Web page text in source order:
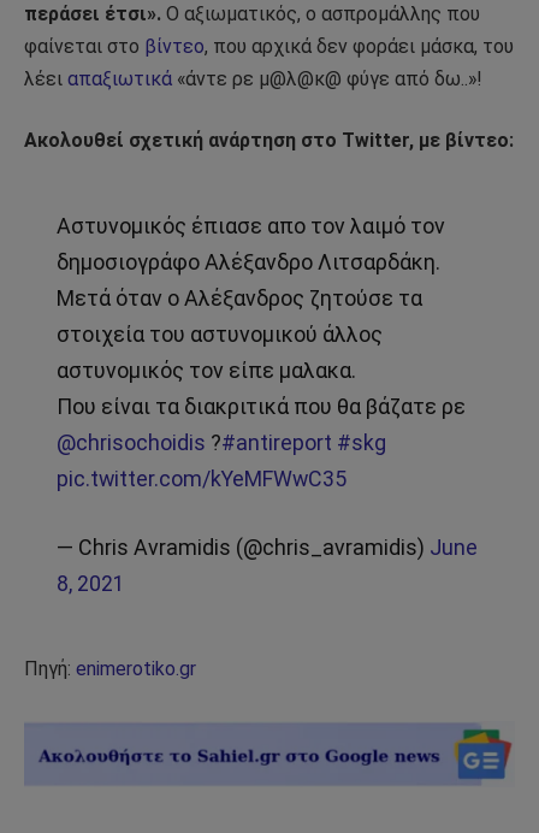
περάσει έτσι». Ο αξιωματικός, ο ασπρομάλλης που
φαίνεται στο βίντεο, που αρχικά δεν φοράει μάσκα, του
λέει απαξιωτικά «άντε ρε μ@λ@κ@ φύγε από δω..»!
Ακολουθεί σχετική ανάρτηση στο Twitter, με βίντεο:
Αστυνομικός έπιασε απο τον λαιμό τον
δημοσιογράφο Αλέξανδρο Λιτσαρδάκη.
Μετά όταν ο Αλέξανδρος ζητούσε τα
στοιχεία του αστυνομικού άλλος
αστυνομικός τον είπε μαλακα.
Που είναι τα διακριτικά που θα βάζατε ρε
@chrisochoidis ?#antireport #skg
pic.twitter.com/kYeMFWwC35
— Chris Avramidis (@chris_avramidis) June
8, 2021
Πηγή: enimerotiko.gr